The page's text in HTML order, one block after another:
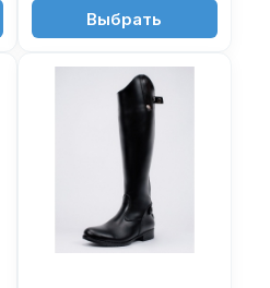
39'950 ₽Выбрать